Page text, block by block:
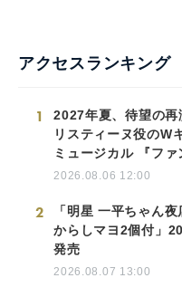
アクセスランキング
1
2027年夏、待望の再
リスティーヌ役のW
ミュージカル 『ファ
2026.08.06 12:00
2
「明星 一平ちゃん
からしマヨ2個付」
発売
2026.08.07 13:00